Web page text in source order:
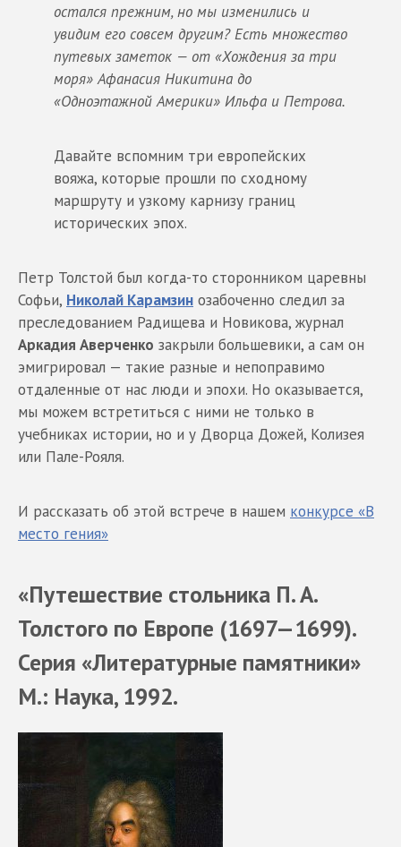
остался прежним, но мы изменились и
увидим его совсем другим? Есть множество
путевых заметок — от «Хождения за три
моря» Афанасия Никитина до
«Одноэтажной Америки» Ильфа и Петрова.
Давайте вспомним три европейских
вояжа, которые прошли по сходному
маршруту и узкому карнизу границ
исторических эпох.
Петр Толстой был когда-то сторонником царевны
Софьи, Николай Карамзин озабоченно следил за
преследованием Радищева и Новикова, журнал
Аркадия Аверченко закрыли большевики, а сам он
эмигрировал — такие разные и непоправимо
отдаленные от нас люди и эпохи. Но оказывается,
мы можем встретиться с ними не только в
учебниках истории, но и у Дворца Дожей, Колизея
или Пале-Рояля.
И рассказать об этой встрече в нашем конкурсе «В
место гения»
«Путешествие стольника П. А.
Толстого по Европе (1697—1699).
Серия «Литературные памятники»
М.: Наука, 1992.